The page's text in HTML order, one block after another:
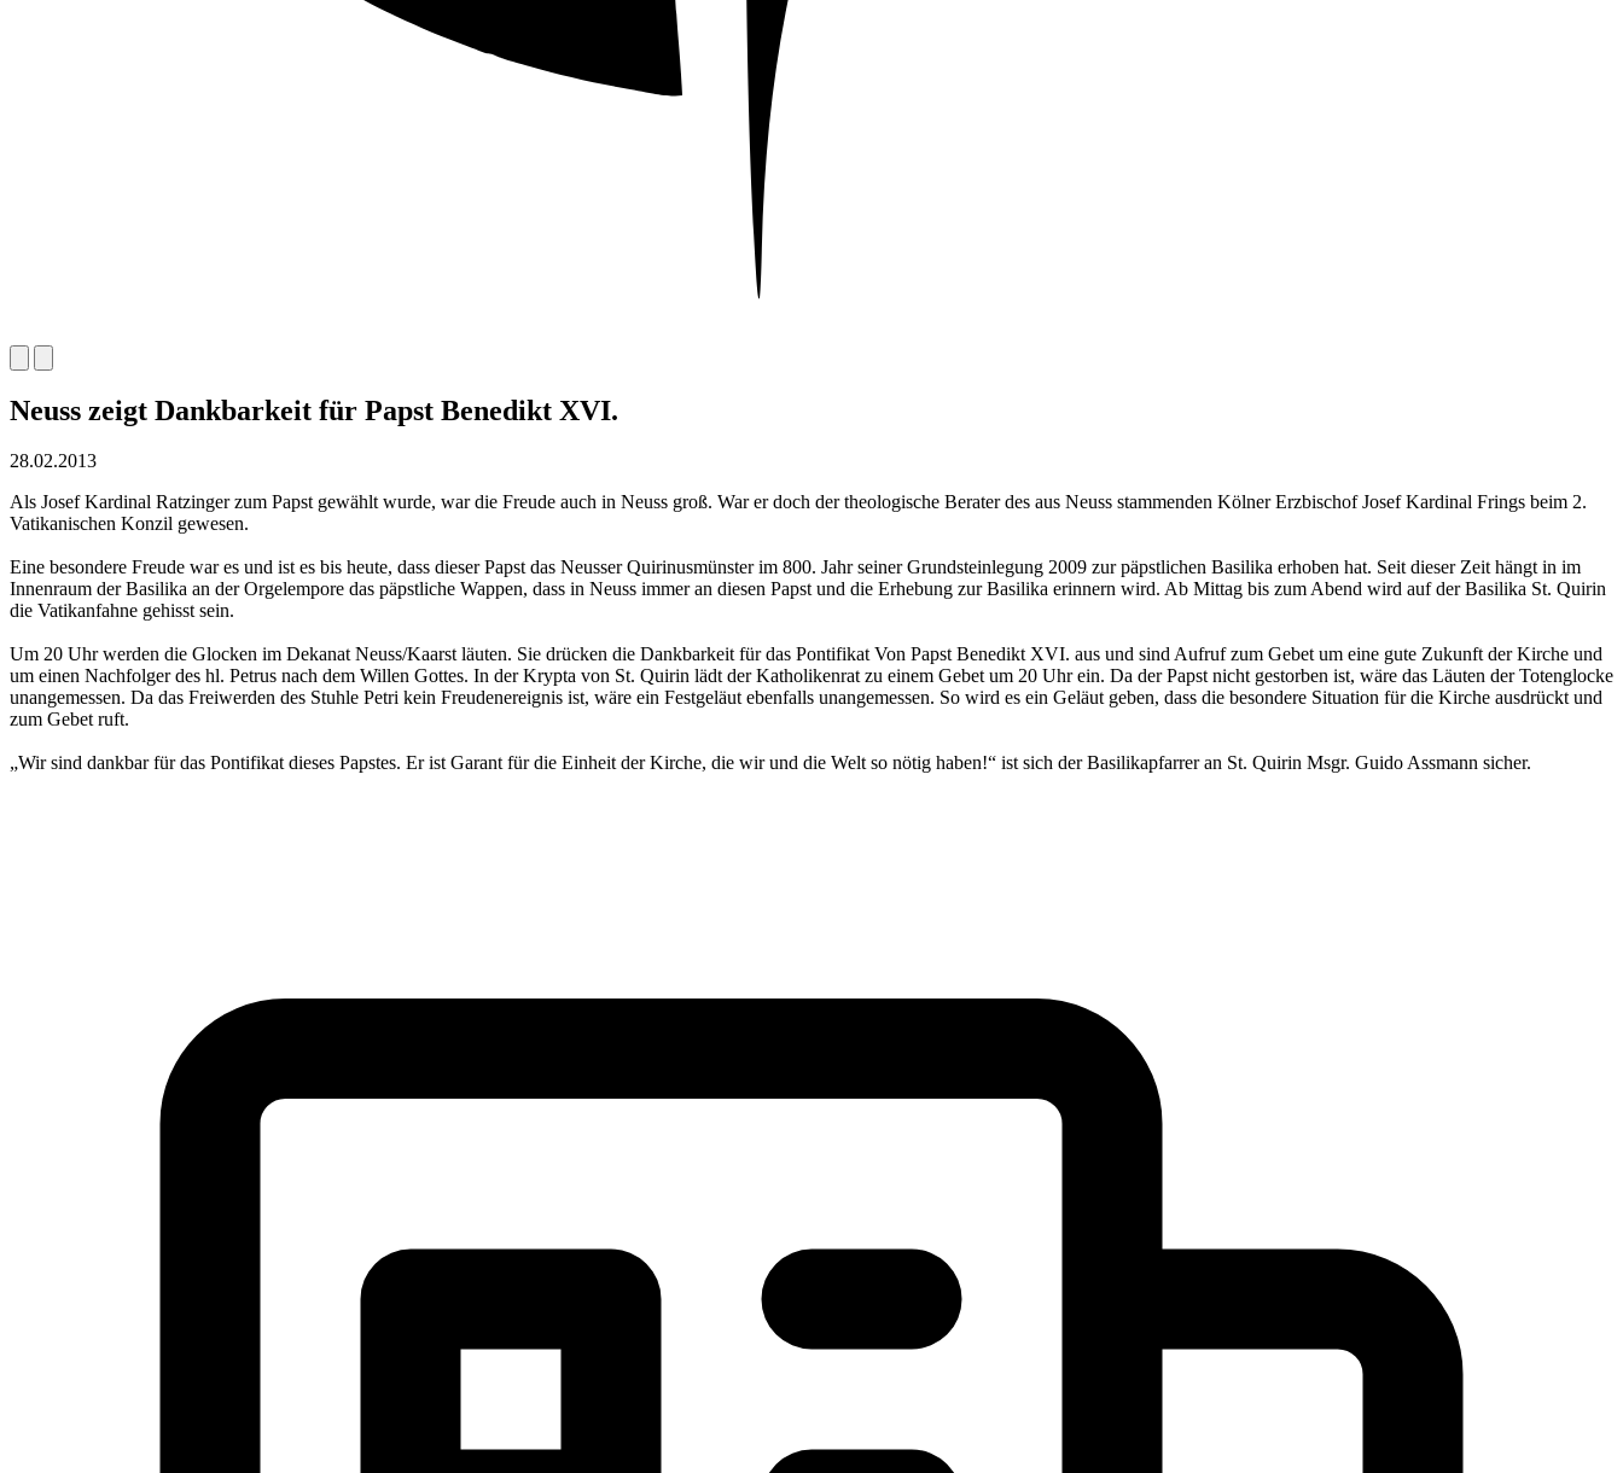
Neuss zeigt Dankbarkeit für Papst Benedikt XVI.
28.02.2013
Als Josef Kardinal Ratzinger zum Papst gewählt wurde, war die Freude auch in Neuss groß. War er doch der theologische Berater des aus Neuss stammenden Kölner Erzbischof Josef Kardinal Frings beim 2.
Vatikanischen Konzil gewesen.
Eine besondere Freude war es und ist es bis heute, dass dieser Papst das Neusser Quirinusmünster im 800. Jahr seiner Grundsteinlegung 2009 zur päpstlichen Basilika erhoben hat. Seit dieser Zeit hängt in im
Innenraum der Basilika an der Orgelempore das päpstliche Wappen, dass in Neuss immer an diesen Papst und die Erhebung zur Basilika erinnern wird. Ab Mittag bis zum Abend wird auf der Basilika St. Quirin
die Vatikanfahne gehisst sein.
Um 20 Uhr werden die Glocken im Dekanat Neuss/Kaarst läuten. Sie drücken die Dankbarkeit für das Pontifikat Von Papst Benedikt XVI. aus und sind Aufruf zum Gebet um eine gute Zukunft der Kirche und
um einen Nachfolger des hl. Petrus nach dem Willen Gottes. In der Krypta von St. Quirin lädt der Katholikenrat zu einem Gebet um 20 Uhr ein. Da der Papst nicht gestorben ist, wäre das Läuten der Totenglocke
unangemessen. Da das Freiwerden des Stuhle Petri kein Freudenereignis ist, wäre ein Festgeläut ebenfalls unangemessen. So wird es ein Geläut geben, dass die besondere Situation für die Kirche ausdrückt und
zum Gebet ruft.
„Wir sind dankbar für das Pontifikat dieses Papstes. Er ist Garant für die Einheit der Kirche, die wir und die Welt so nötig haben!“ ist sich der Basilikapfarrer an St. Quirin Msgr. Guido Assmann sicher.